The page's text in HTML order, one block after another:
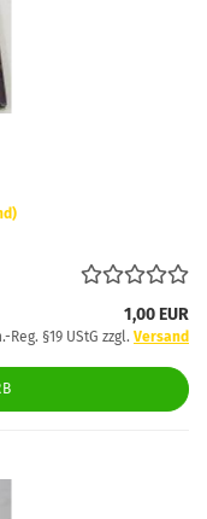
1,00 EUR
§19 UStG zzgl. Versand